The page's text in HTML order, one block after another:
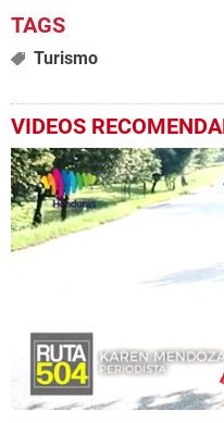
Turismo
VIDEOS